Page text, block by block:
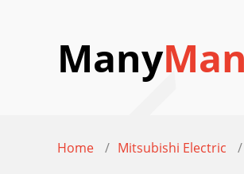
Many
Home Mitsubishi Electric